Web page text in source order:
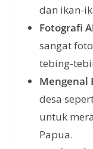
dan ikan-
Fotografi
sangat
tebing-
Mengenal
desa
untuk
Papua.